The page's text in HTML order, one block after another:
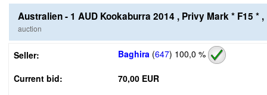
Australien - 1 AUD Kookaburra 2014 , Privy Mark * F15 *
auction
Seller: Baghira (647) 100,0 %
Current bid:
70,00 EUR